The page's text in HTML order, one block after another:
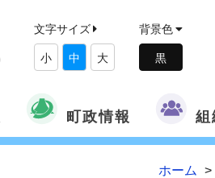
文字サイズ
小 中 大
背景色
町政情報 組
ホーム